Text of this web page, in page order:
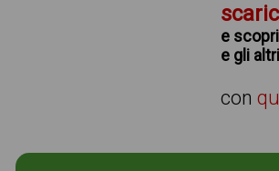
e
e gli
con